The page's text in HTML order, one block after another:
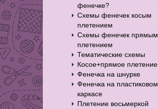
фенечке?
Схемы фенечек косым
плетением
Схемы фенечек прямым
плетением
Тематические схемы
Косое+прямое плетение
Фенечка на шнурке
Фенечка на пластиковом
каркасе
Плетение восьмеркой